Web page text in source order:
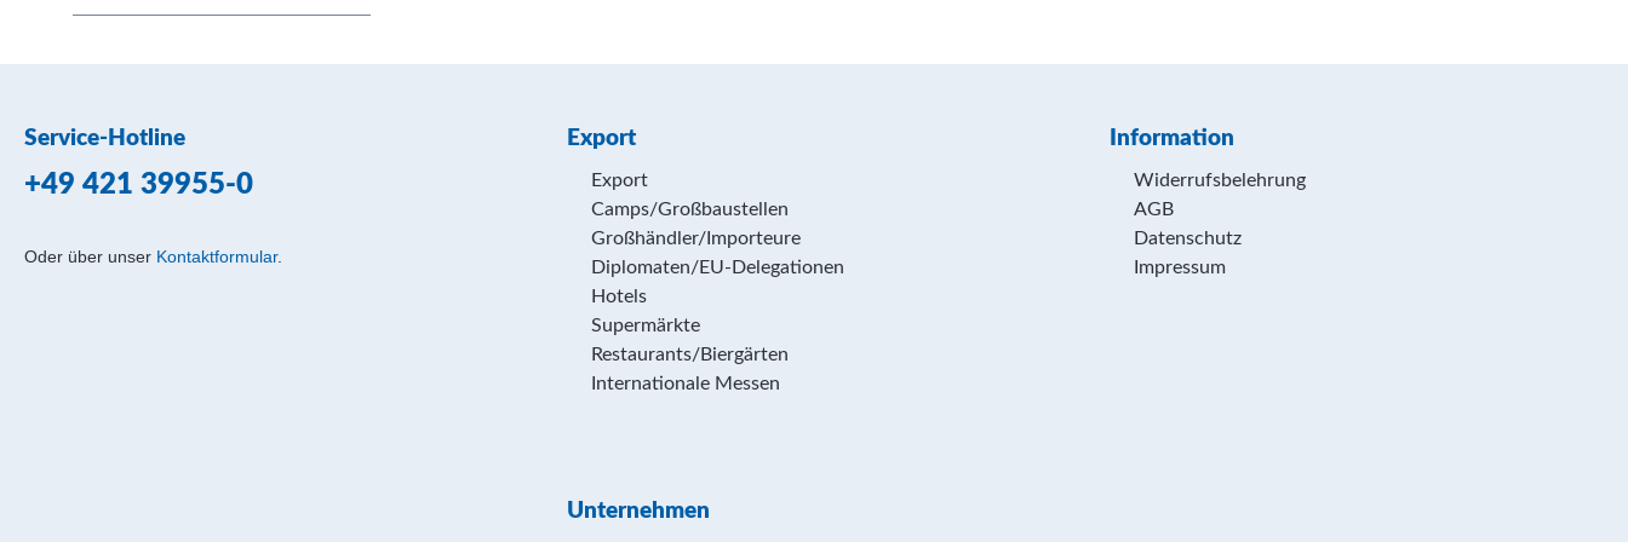
Service-Hotline
+49 421 39955-0
Oder über unser Kontaktformular.
Export
Export
Camps/Großbaustellen
Großhändler/Importeure
Diplomaten/EU-Delegationen
Hotels
Supermärkte
Restaurants/Biergärten
Internationale Messen
Information
Widerrufsbelehrung
AGB
Datenschutz
Impressum
Unternehmen